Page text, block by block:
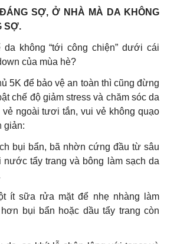
SỢ, Ở NHÀ MÀ DA KHÔNG
SỢ.
không “tới công chiện” dưới cái
của mùa hè?
5K để bảo vệ an toàn thì cũng đừng
chế độ giảm stress và chăm sóc da
ngoài tươi tắn, vui vẻ không quạo
giản:
bụi bẩn, bã nhờn cứng đầu từ sâu
nước tẩy trang và bông làm sạch da
ít sữa rửa mặt để nhẹ nhàng làm
bụi bẩn hoặc dầu tẩy trang còn